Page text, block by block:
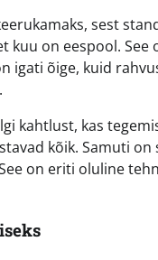
sest
kuu on eespool.
igati õige, kuid
kahtlust, kas
kõik. Samuti
on eriti oluline